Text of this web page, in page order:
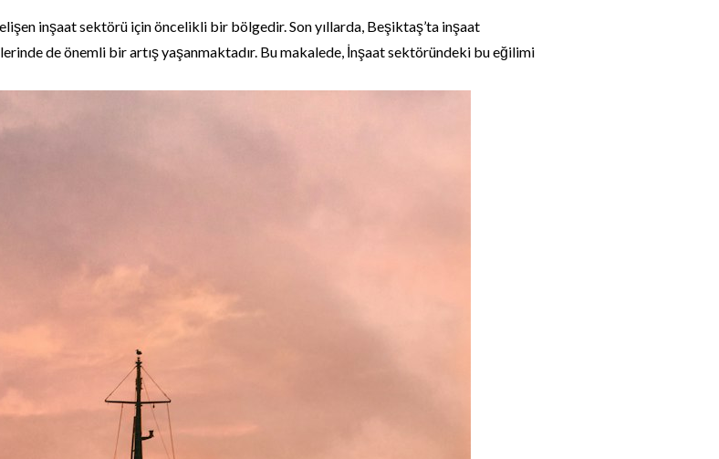
inşaat sektörü için öncelikli bir bölgedir. Son yıllarda, Beşiktaş’ta inşaat
de önemli bir artış yaşanmaktadır. Bu makalede, İnşaat sektöründeki bu eğilimi